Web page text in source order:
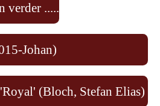
verder .....
Johan)
(Bloch, Stefan Elias)